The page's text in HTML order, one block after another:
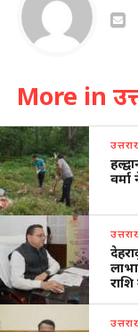
More in